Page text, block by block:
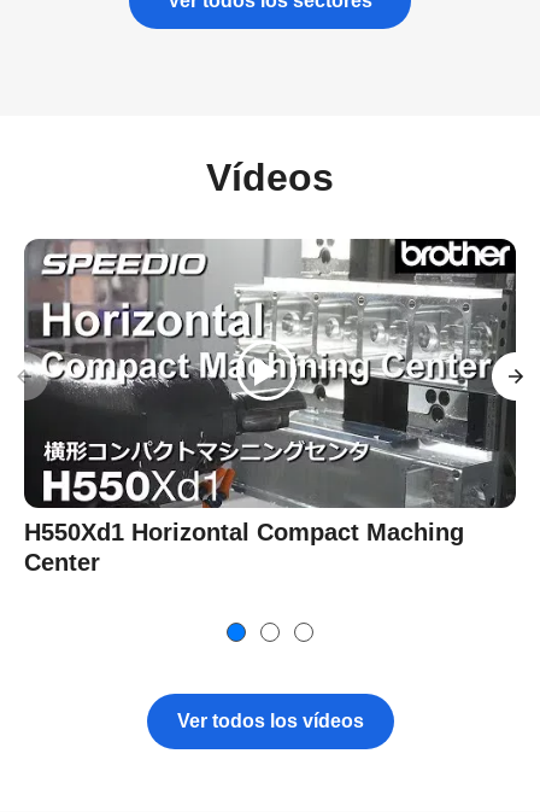
Vídeos
H550Xd1 Horizontal Compact Maching
Center
Ver todos los vídeos